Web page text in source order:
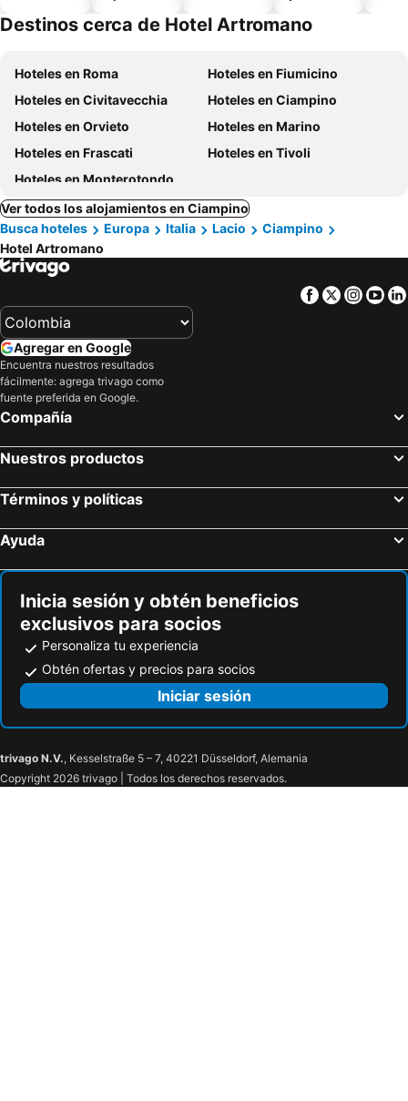
mascotas
Destinos cerca de Hotel Artromano
Hoteles en Roma
Hoteles en Fiumicino
Hoteles en Civitavecchia
Hoteles en Ciampino
Hoteles en Orvieto
Hoteles en Marino
Hoteles en Frascati
Hoteles en Tivoli
Hoteles en Monterotondo
Ver todos los alojamientos en Ciampino
Busca hoteles
Europa Italia Lacio
Ciampino
Hotel Artromano
Facebook
Twitter
Agregar en Google
Encuentra nuestros resultados
fácilmente: agrega trivago como
fuente preferida en Google.
Compañía
Nuestros productos
Términos y políticas
Ayuda
Inicia sesión y obtén beneficios
exclusivos para socios
Personaliza tu experiencia
Obtén ofertas y precios para socios
Iniciar sesión
trivago N.V., Kesselstraße 5 – 7, 40221 Düsseldorf, Alemania
Copyright 2026 trivago | Todos los derechos reservados.